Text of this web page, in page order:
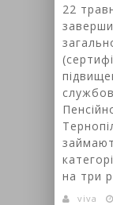
22
на три
viva